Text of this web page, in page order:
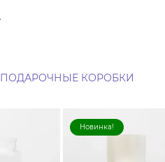
ПОДАРОЧНЫЕ КОРОБКИ
Новинка!